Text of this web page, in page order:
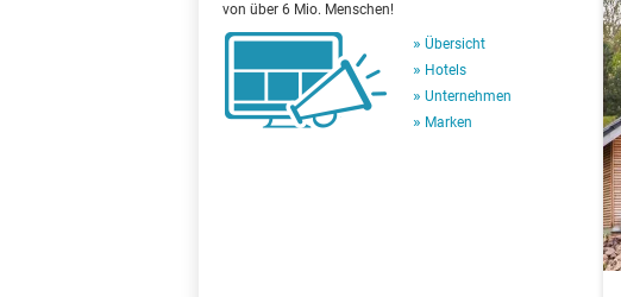
von über 6 Mio. Menschen!
Übersicht
Hotels
Unternehmen
Marken